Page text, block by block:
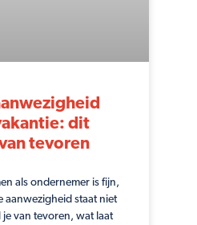
dit
tevoren
als ondernemer is fijn,
aanwezigheid staat niet
je van tevoren, wat laat